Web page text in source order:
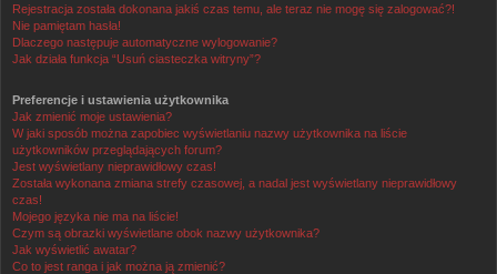
Rejestracja została dokonana jakiś czas temu, ale teraz nie mogę się zalogować?!
Nie pamiętam hasła!
Dlaczego następuje automatyczne wylogowanie?
Jak działa funkcja “Usuń ciasteczka witryny”?
Preferencje i ustawienia użytkownika
Jak zmienić moje ustawienia?
W jaki sposób można zapobiec wyświetlaniu nazwy użytkownika na liście
użytkowników przeglądających forum?
Jest wyświetlany nieprawidłowy czas!
Została wykonana zmiana strefy czasowej, a nadal jest wyświetlany nieprawidłowy
czas!
Mojego języka nie ma na liście!
Czym są obrazki wyświetlane obok nazwy użytkownika?
Jak wyświetlić awatar?
Co to jest ranga i jak można ją zmienić?